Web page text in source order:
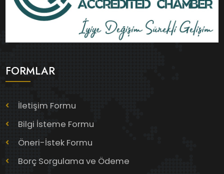
FORMLAR
İletişim Formu
Bilgi İsteme Formu
Öneri-İstek Formu
Borç Sorgulama ve Ödeme